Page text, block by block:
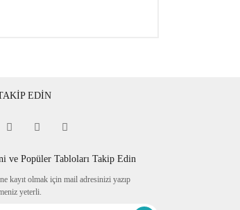
EDİN
ve Popüler Tabloları Takip Edin
kayıt olmak için mail adresinizi yazıp
yeterli.